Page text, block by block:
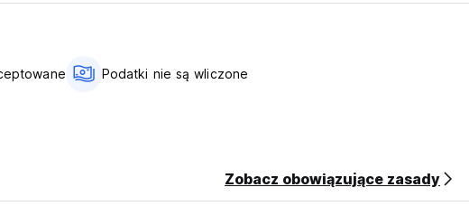
przestrzeń do grillowania, bezpłatny dostęp do Internetu na trzech
wszystkich pokojach i pomieszczeniach ogólnodostępnych.
obejrzysz i poczujesz niesamowity mecz piłki nożnej Boca Juniors?
w mieście? Nasz personel pomoże Ci w rezerwacji i doradzi, jak
stawki podawane są w USD, aby uniknąć różnic
obowiązujący kurs wymiany dla turystyki to kurs turystyczny lub kurs MEP,
w USD i się nie zmieniają.
Podatki nie są wliczone
Zobacz obowiązujące zasady